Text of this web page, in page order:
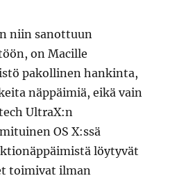
niin sanottuun
on Macille
pakollinen hankinta,
näppäimiä, eikä vain
UltraX:n
OS X:ssä
löytyvät
toimivat ilman